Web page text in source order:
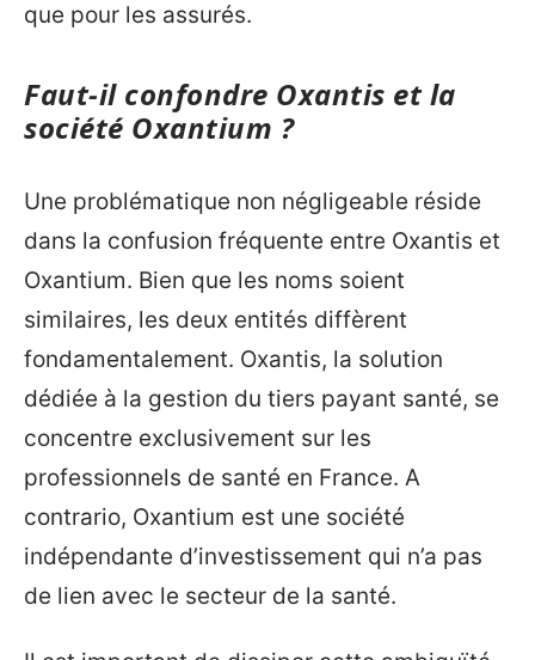
que pour les assurés.
Faut-il confondre Oxantis et la
société Oxantium ?
Une problématique non négligeable réside
dans la confusion fréquente entre Oxantis et
Oxantium. Bien que les noms soient
similaires, les deux entités diffèrent
fondamentalement. Oxantis, la solution
dédiée à la gestion du tiers payant santé, se
concentre exclusivement sur les
professionnels de santé en France. A
contrario, Oxantium est une société
indépendante d’investissement qui n’a pas
de lien avec le secteur de la santé.